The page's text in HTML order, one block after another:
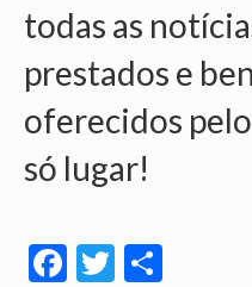
SINDICALIZE-SE
JURÍDICO
NÚCLEOS
APOSENTADOS
ANALISTAS
todas as
prestados e
oferecidos
só lugar!
Facebook
Twitter